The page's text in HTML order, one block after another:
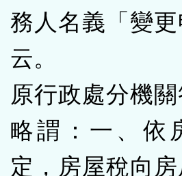
務人名義「變
云。
原行政處分機
略謂：一、依
定，房屋稅向